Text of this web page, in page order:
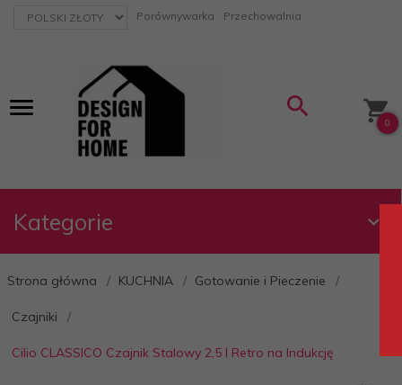
currency_h Porównywarka Przechowalnia
0
Kategorie
Strona główna KUCHNIA Gotowanie i Pieczenie
Czajniki
Cilio CLASSICO Czajnik Stalowy 2,5 l Retro na Indukcję